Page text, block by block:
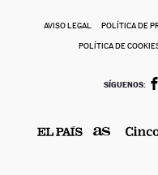
AVISO LEGAL POLÍTICA DE
POLÍTICA DE
SÍGUENOS: